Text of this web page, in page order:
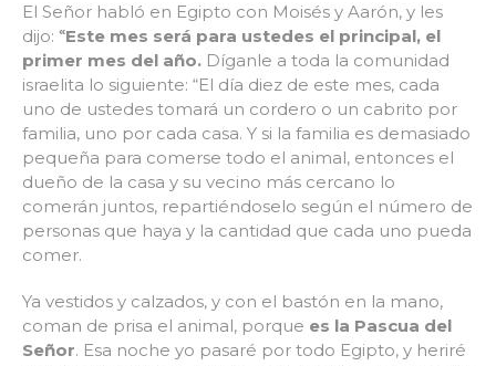
El Señor habló en Egipto con Moisés y Aarón, y les
dijo: «Este mes será para ustedes el principal, el
primer mes del año. Díganle a toda la comunidad
israelita lo siguiente: “El día diez de este mes, cada
uno de ustedes tomará un cordero o un cabrito por
familia, uno por cada casa. Y si la familia es demasiado
pequeña para comerse todo el animal, entonces el
dueño de la casa y su vecino más cercano lo
comerán juntos, repartiéndoselo según el número de
personas que haya y la cantidad que cada uno pueda
comer.
Ya vestidos y calzados, y con el bastón en la mano,
coman de prisa el animal, porque es la Pascua del
Señor. Esa noche yo pasaré por todo Egipto, y heriré